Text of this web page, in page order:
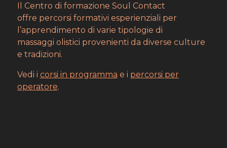
Il Centro di formazione Soul Contact
offre percorsi formativi esperienziali per
l’apprendimento di varie tipologie di
massaggi olistici provenienti da diverse culture
e tradizioni.
Vedi i corsi in programma e i percorsi per
operatore.